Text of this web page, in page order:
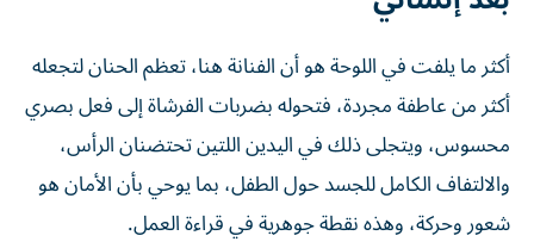
أكثر ما يلفت في اللوحة هو أن الفنانة هنا، تعظم الحنان لتجعله
أكثر من عاطفة مجردة، فتحوله بضربات الفرشاة إلى فعل بصري
محسوس، ويتجلى ذلك في اليدين اللتين تحتضنان الرأس،
والالتفاف الكامل للجسد حول الطفل، بما يوحي بأن الأمان هو
شعور وحركة، وهذه نقطة جوهرية في قراءة العمل.